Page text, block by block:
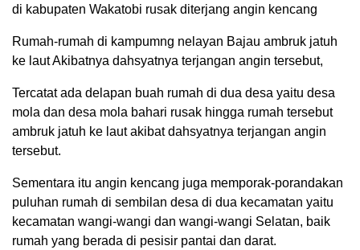
00:00
di kabupaten Wakatobi rusak diterjang angin kencang
Rumah-rumah di kampumng nelayan Bajau ambruk jatuh
ke laut Akibatnya dahsyatnya terjangan angin tersebut,
Tercatat ada delapan buah rumah di dua desa yaitu desa
mola dan desa mola bahari rusak hingga rumah tersebut
ambruk jatuh ke laut akibat dahsyatnya terjangan angin
tersebut.
Sementara itu angin kencang juga memporak-porandakan
puluhan rumah di sembilan desa di dua kecamatan yaitu
kecamatan wangi-wangi dan wangi-wangi Selatan, baik
rumah yang berada di pesisir pantai dan darat.